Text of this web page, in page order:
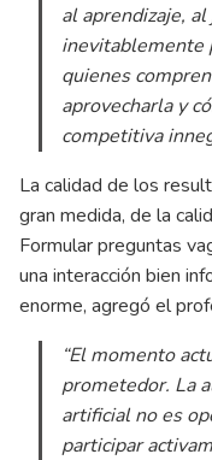
al aprendizaje,
inevitablemente
quienes
aprovecharla y
competitiva
La calidad de los
gran medida, de la
Formular preguntas
una interacción bien
enorme, agregó el
“El momento
prometedor. La
artificial no es
participar